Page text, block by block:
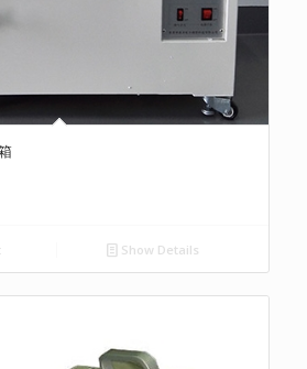
Show Details